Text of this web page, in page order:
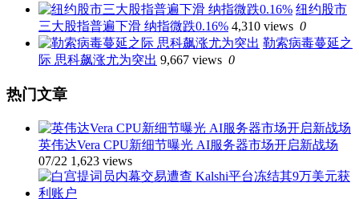
纽约股市
三大股指普遍下滑 纳指微跌0.16% 4,310 views 0
勒索病毒蔓延之
际 思科飙涨尤为突出 9,667 views 0
热门文章
英伟达Vera CPU新细节曝光 AI服务器市场开启新战场
07/22 1,623 views